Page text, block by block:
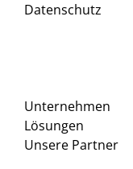
Datenschutz
Unternehmen
Lösungen
Unsere Partner